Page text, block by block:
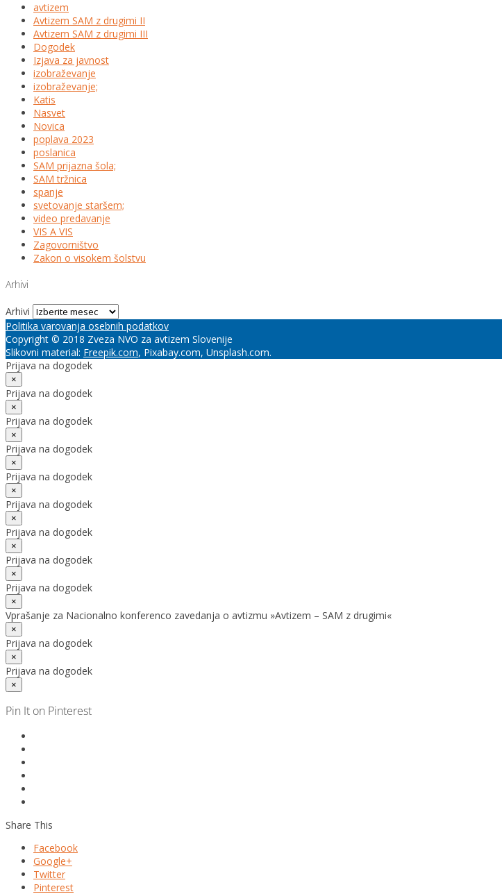
avtizem
Avtizem SAM z drugimi II
Avtizem SAM z drugimi III
Dogodek
Izjava za javnost
izobraževanje
izobraževanje;
Katis
Nasvet
Novica
poplava 2023
poslanica
SAM prijazna šola;
SAM tržnica
spanje
svetovanje staršem;
video predavanje
VIS A VIS
Zagovorništvo
Zakon o visokem šolstvu
Arhivi
Arhivi
Politika varovanja osebnih podatkov
Copyright © 2018 Zveza NVO za avtizem Slovenije
Slikovni material: Freepik.com, Pixabay.com, Unsplash.com.
Prijava na dogodek
×
Prijava na dogodek
×
Prijava na dogodek
×
Prijava na dogodek
×
Prijava na dogodek
×
Prijava na dogodek
×
Prijava na dogodek
×
Prijava na dogodek
×
Prijava na dogodek
×
Vprašanje za Nacionalno konferenco zavedanja o avtizmu »Avtizem – SAM z drugimi«
×
Prijava na dogodek
×
Prijava na dogodek
×
Pin It on Pinterest
Share This
Facebook
Google+
Twitter
Pinterest